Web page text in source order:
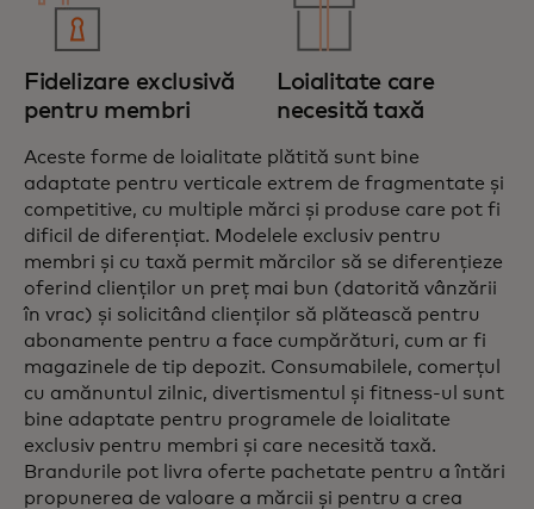
Fidelizare exclusivă
pentru membri
Loialitate care
necesită taxă
Aceste forme de loialitate plătită sunt bine
adaptate pentru verticale extrem de fragmentate și
competitive, cu multiple mărci și produse care pot fi
dificil de diferențiat. Modelele exclusiv pentru
membri și cu taxă permit mărcilor să se diferențieze
oferind clienților un preț mai bun (datorită vânzării
în vrac) și solicitând clienților să plătească pentru
abonamente pentru a face cumpărături, cum ar fi
magazinele de tip depozit. Consumabilele, comerțul
cu amănuntul zilnic, divertismentul și fitness-ul sunt
bine adaptate pentru programele de loialitate
exclusiv pentru membri și care necesită taxă.
Brandurile pot livra oferte pachetate pentru a întări
propunerea de valoare a mărcii și pentru a crea